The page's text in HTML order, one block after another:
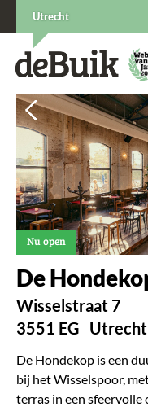
Nu open
De
Wisselstraat 7
3551 EG Utrecht
De Hondekop is een
bij het Wisselspoor,
terras in een sfeervolle
Utrecht